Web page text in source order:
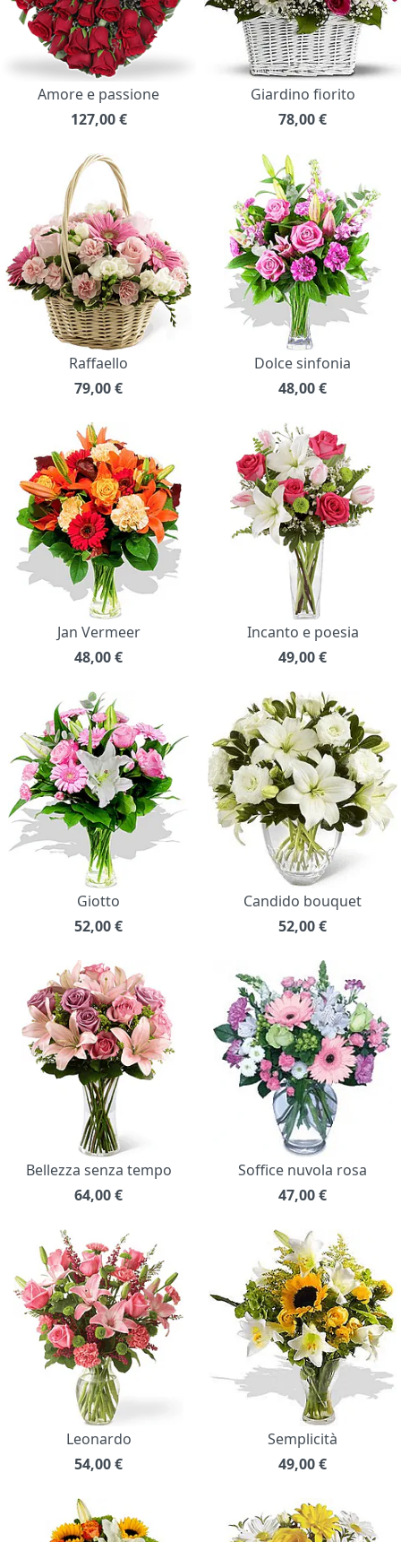
Amore e passione
127,00 €
Giardino fiorito
78,00€
Raffaello
79,00€
Dolce sinfonia
48,00€
Jan Vermeer
48,00€
Incanto e poesia
49,00€
Giotto
52,00€
Candido bouquet
52,00€
Bellezza senza tempo
64,00€
Soffice nuvola rosa
47,00€
Leonardo
54,00€
Semplicità
49,00€